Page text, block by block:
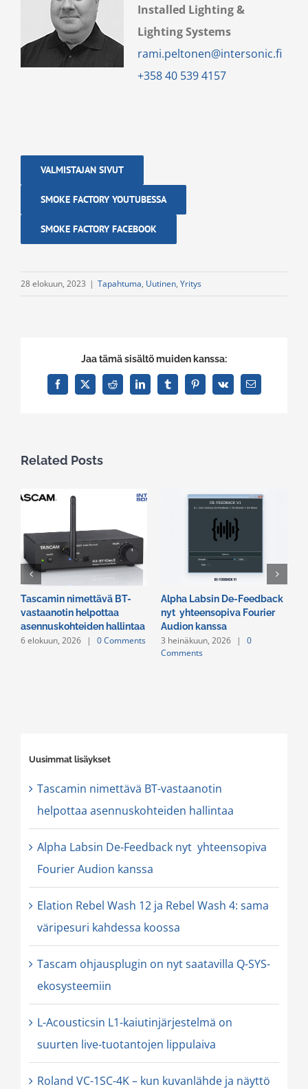
Installed Lighting &
Lighting Systems
rami.peltonen@intersonic.fi
+358 40 539 4157
VALMISTAJAN SIVUT
SMOKE FACTORY YOUTUBESSA
SMOKE FACTORY FACEBOOK
28 elokuun, 2023 | Tapahtuma, Uutinen, Yritys
Jaa tämä sisältö muiden kanssa:
Facebook
X Reddit LinkedInTumblrPinterest
Vk Email
Related Posts
Tascamin nimettävä BT-
vastaanotin helpottaa
asennuskohteiden hallintaa
6 elokuun, 2026 | 0 Comments
Alpha Labsin De-Feedback
nyt yhteensopiva Fourier
Audion kanssa
3 heinäkuun, 2026 |
0
Comments
Uusimmat lisäykset
Tascamin nimettävä BT-vastaanotin
helpottaa asennuskohteiden hallintaa
Alpha Labsin De-Feedback nyt yhteensopiva
Fourier Audion kanssa
Elation Rebel Wash 12 ja Rebel Wash 4: sama
väripesuri kahdessa koossa
Tascam ohjausplugin on nyt saatavilla Q-SYS-
ekosysteemiin
L-Acousticsin L1-kaiutinjärjestelmä on
suurten live-tuotantojen lippulaiva
Roland VC-1SC-4K – kun kuvanlähde ja näyttö